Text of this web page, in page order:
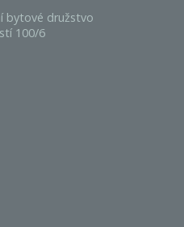
bytové družstvo
100/6